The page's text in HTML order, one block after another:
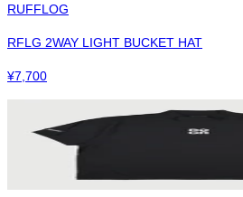
RUFFLOG
RFLG 2WAY LIGHT BUCKET HAT
¥7,700